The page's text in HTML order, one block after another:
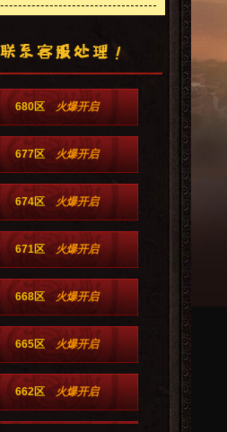
680区 火爆开启
677区 火爆开启
674区 火爆开启
671区 火爆开启
668区 火爆开启
665区 火爆开启
662区 火爆开启